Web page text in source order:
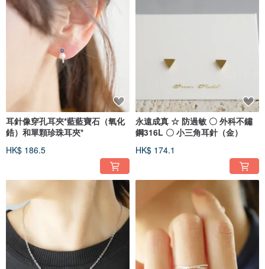
耳針像穿孔耳夾*藍藍寶石（氧化
鋯）和單顆珍珠耳夾*
HK$ 186.5
永遠成真 ☆ 防過敏 〇 外科不鏽
鋼316L 〇 小三角耳針（金）
HK$ 174.1